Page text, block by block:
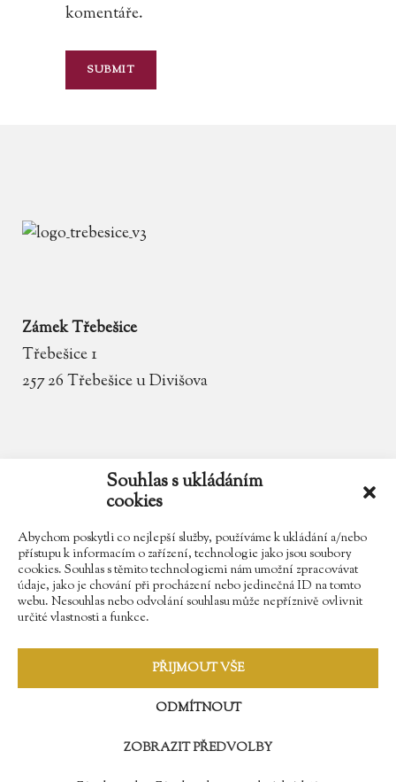
Souhlas s ukládáním
cookies
Abychom poskytli co nejlepší služby, používáme k ukládání a/nebo
přístupu k informacím o zařízení, technologie jako jsou soubory
cookies. Souhlas s těmito technologiemi nám umožní zpracovávat
údaje, jako je chování při procházení nebo jedinečná ID na tomto
webu. Nesouhlas nebo odvolání souhlasu může nepříznivě ovlivnit
určité vlastnosti a funkce.
PŘIJMOUT VŠE
ODMÍTNOUT
ZOBRAZIT PŘEDVOLBY
komentáře.
Zámek Třebešice
Třebešice 1
257 26 Třebešice u Divišova
zamek.trebesice@volny.cz
602 354 467
Najdete nás na Facebooku
Sledujte náš Instagram
© 2009 - 2018 Zámek Třebešice //Správa webů - Softmedia.cz